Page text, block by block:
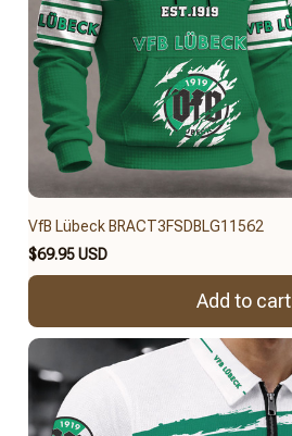
VfB Lübeck BRACT3FSDBLG11562
$69.95 USD
Add to cart